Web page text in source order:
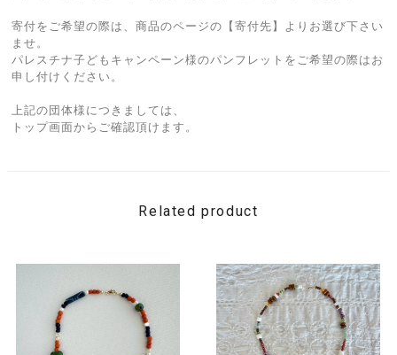
寄付をご希望の際は、商品のページの【寄付先】よりお選び下さい
ませ。
パレスチナ子どもキャンペーン様のパンフレットをご希望の際はお
申し付けください。
上記の団体様につきましては、
トップ画面からご確認頂けます。
Related product